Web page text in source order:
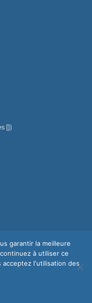
[])
garantir la meilleure
à utiliser ce
l'utilisation des
& Conseil | Tous